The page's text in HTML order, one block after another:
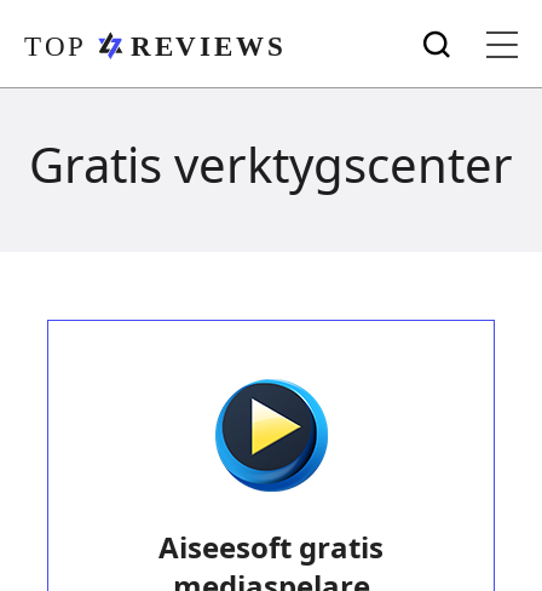
Gratis verktygscenter
Aiseesoft gratis